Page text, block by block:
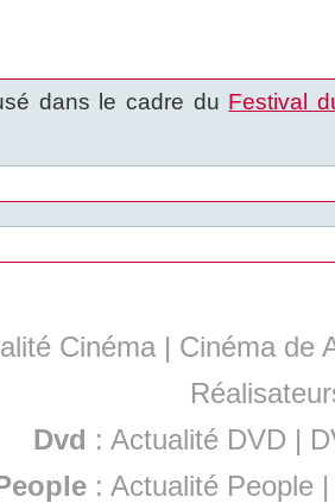
dans le cadre du Festival
Cinéma | Cinéma de
Dvd : Actualité DVD |
:Actualité People